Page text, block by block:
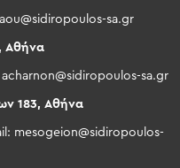
sa.gr
Αθήνα
acharnon@sidiropoulos-sa.gr
183, Αθήνα
mesogeion@sidiropoulos-